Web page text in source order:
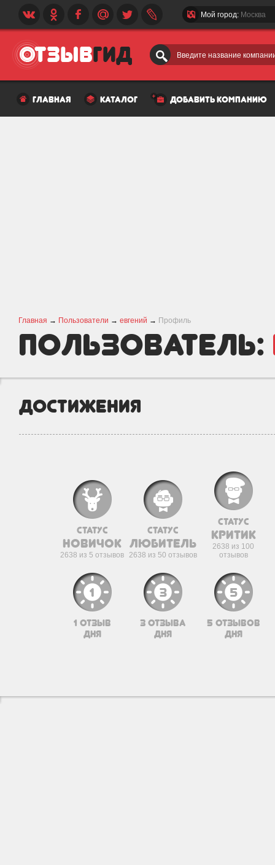
Введите название
Мой город: Москва
главная каталог добавить компанию
Главная → Пользователи → евгений → Профиль
пользователь:
Достижения
статус
новичок
2638 из 5 отзывов
статус
любитель
2638 из 50 отзывов
статус
критик
2638 из 100
отзывов
1 отзыв
дня
3 отзыва
дня
5 отзывов
дня